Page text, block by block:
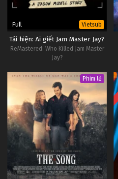
Full Vietsub
Tái hiện: Ai giết Jam Master Jay?
ReMastered: Who Killed Jam Master
Jay?
Phim lẻ